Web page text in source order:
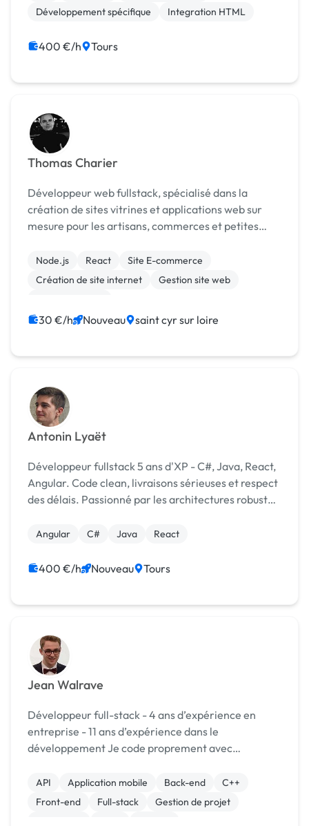
Développement spécifique Integration HTML
400 €/h Tours
Thomas Charier
Développeur web fullstack, spécialisé dans la
création de sites vitrines et applications web sur
mesure pour les artisans, commerces et petites
Node.js React
Site E-commerce
Création de site internet
Gestion site web
30 €/h Nouveau saint cyr sur loire
Antonin Lyaët
Développeur fullstack 5 ans d'XP - C#, Java, React,
Angular. Code clean, livraisons sérieuses et respect
des délais. Passionné par les architectures robustes
Angular C# Java React
400 €/h Nouveau Tours
Jean Walrave
Développeur full-stack - 4 ans d’expérience en
entreprise - 11 ans d’expérience dans le
développement Je code proprement avec
API Application mobile Back-end
C++
Front-end
Full-stack
Gestion de projet